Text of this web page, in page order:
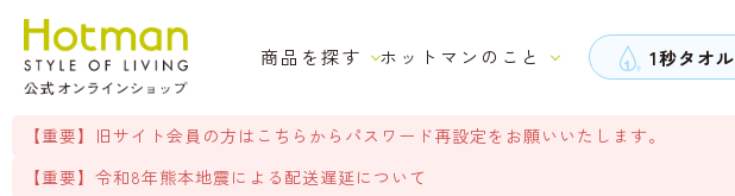
商品を探す ホットマンのこと 1秒タオル
【重要】旧サイト会員の方はこちらからパスワード再設定をお願いいたします。
【重要】令和8年熊本地震による配送遅延について